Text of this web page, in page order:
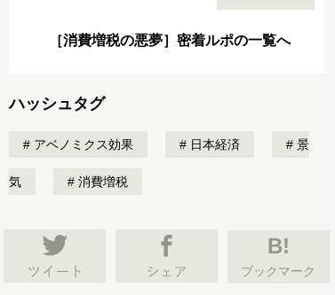
［消費増税の悪夢］密着ルポの一覧へ
ハッシュタグ
アベノミクス効果 日本経済 景
気 消費増税
B!
ブックマーク